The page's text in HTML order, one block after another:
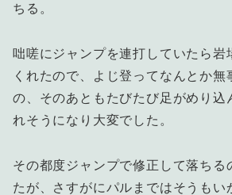
ちる。
咄嗟にジャンプを連打していたら岩
くれたので、よじ登ってなんとか無
の、そのあともたびたび足がめり込
れそうになり大変でした。
その都度ジャンプで修正して落ちる
たが、さすがにパルまではそうもい